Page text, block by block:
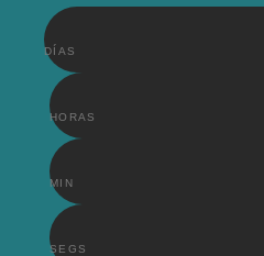
DÍAS
HORAS
MIN
SEGS